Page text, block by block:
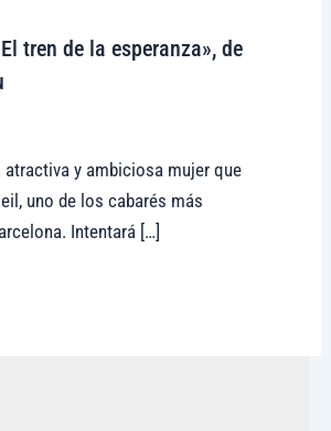
tren de la esperanza», de
y ambiciosa mujer que
uno de los cabarés más
Intentará […]